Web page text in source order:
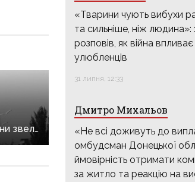
звели
для
«Тварини чують вибухи
та сильніше, ніж людина»:
розповів, як війна
улюбленців
31 липня, 12:33
Дмитро Михальов
«Не всі доживуть до
омбудсман Донецької
ймовірність отримати
за житло та реакцію на